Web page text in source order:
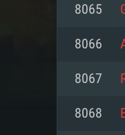
8065
8066
8067
8068